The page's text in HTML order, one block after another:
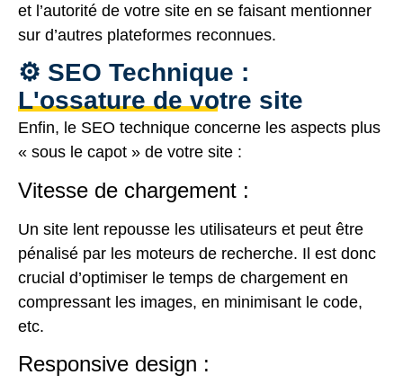
et l’autorité de votre site en se faisant mentionner
sur d’autres plateformes reconnues.
⚙️ SEO Technique :
L'ossature de votre site
Enfin, le SEO technique concerne les aspects plus
« sous le capot » de votre site :
Vitesse de chargement :
Un site lent repousse les utilisateurs et peut être
pénalisé par les moteurs de recherche. Il est donc
crucial d’optimiser le temps de chargement en
compressant les images, en minimisant le code,
etc.
Responsive design :